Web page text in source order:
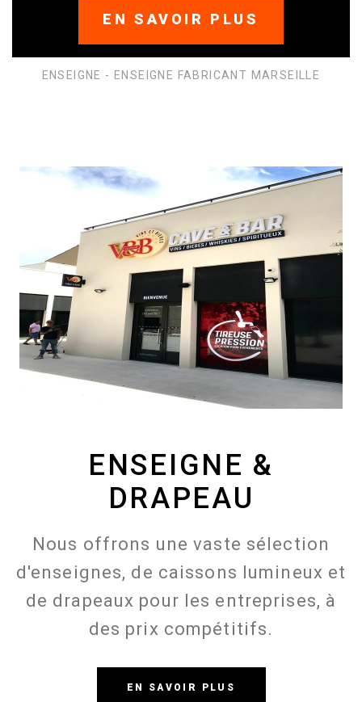
EN SAVOIR PLUS
ENSEIGNE - ENSEIGNE FABRICANT MARSEILLE
ENSEIGNE &
DRAPEAU
Nous offrons une vaste sélection
d'enseignes, de caissons lumineux et
de drapeaux pour les entreprises, à
des prix compétitifs.
EN SAVOIR PLUS